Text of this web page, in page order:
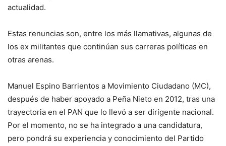
actualidad.
Estas renuncias son, entre los más llamativas, algunas de
los ex militantes que continúan sus carreras políticas en
otras arenas.
Manuel Espino Barrientos a Movimiento Ciudadano (MC),
después de haber apoyado a Peña Nieto en 2012, tras una
trayectoria en el PAN que lo llevó a ser dirigente nacional.
Por el momento, no se ha integrado a una candidatura,
pero pondrá su experiencia y conocimiento del Partido